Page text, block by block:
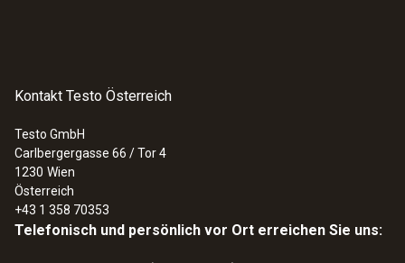
Kontakt Testo Österreich
Testo GmbH
Carlbergergasse 66 / Tor 4
1230 Wien
Österreich
+43 1 358 70353
Telefonisch und persönlich vor Ort erreichen Sie uns: